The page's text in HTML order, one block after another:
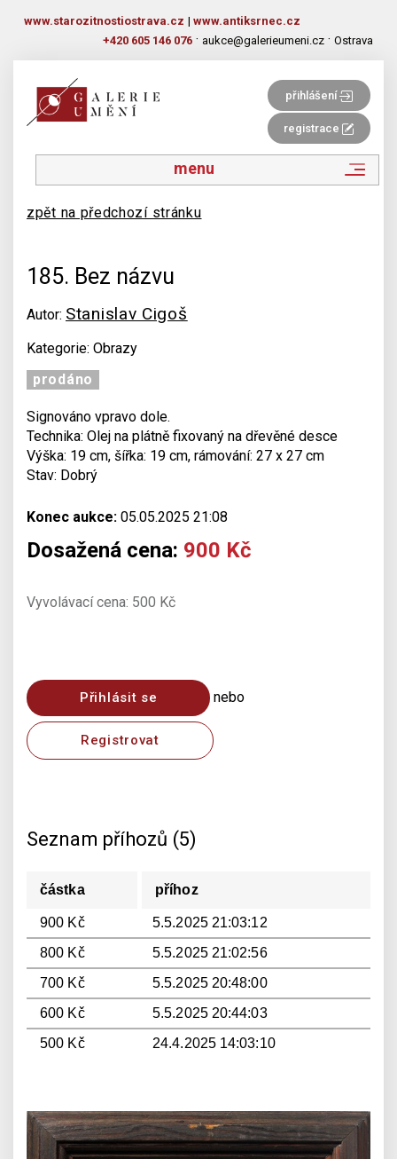
www.starozitnostiostrava.cz | www.antiksrnec.cz
+420 605 146 076 · aukce@galerieumeni.cz · Ostrava
přihlášení
registrace
menu
zpět na předchozí stránku
185. Bez názvu
Autor: Stanislav Cigoš
Kategorie: Obrazy
prodáno
Signováno vpravo dole.
Technika: Olej na plátně fixovaný na dřevěné desce
Výška: 19 cm, šířka: 19 cm, rámování: 27 x 27 cm
Stav: Dobrý
Konec aukce: 05.05.2025 21:08
Dosažená cena: 900 Kč
Vyvolávací cena: 500 Kč
Přihlásit se nebo
Registrovat
Seznam příhozů (5)
částka příhoz
900 Kč
5.5.2025 21:03:12
800 Kč
5.5.2025 21:02:56
700 Kč
5.5.2025 20:48:00
600 Kč
5.5.2025 20:44:03
500 Kč
24.4.2025 14:03:10